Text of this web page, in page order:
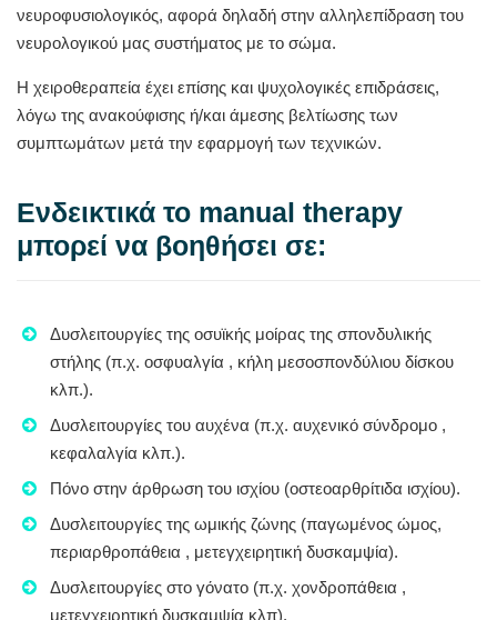
νευροφυσιολογικός, αφορά δηλαδή στην αλληλεπίδραση του
νευρολογικού μας συστήματος με το σώμα.
Η χειροθεραπεία έχει επίσης και ψυχολογικές επιδράσεις,
λόγω της ανακούφισης ή/και άμεσης βελτίωσης των
συμπτωμάτων μετά την εφαρμογή των τεχνικών.
Ενδεικτικά το manual therapy
μπορεί να βοηθήσει σε:
Δυσλειτουργίες της οσυϊκής μοίρας της σπονδυλικής
στήλης (π.χ. οσφυαλγία , κήλη μεσοσπονδύλιου δίσκου
κλπ.).
Δυσλειτουργίες του αυχένα (π.χ. αυχενικό σύνδρομο ,
κεφαλαλγία κλπ.).
Πόνο στην άρθρωση του ισχίου (οστεοαρθρίτιδα ισχίου).
Δυσλειτουργίες της ωμικής ζώνης (παγωμένος ώμος,
περιαρθροπάθεια , μετεγχειρητική δυσκαμψία).
Δυσλειτουργίες στο γόνατο (π.χ. χονδροπάθεια ,
μετεγχειρητική δυσκαμψία κλπ).